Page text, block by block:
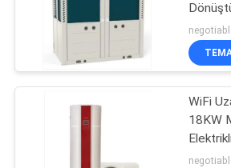
DHW Isı
WiFi
18KW
Sıcak